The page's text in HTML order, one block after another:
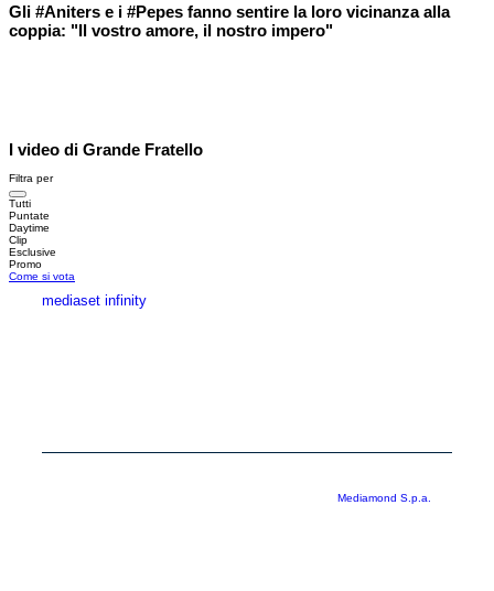
Gli #Aniters e i #Pepes fanno sentire la loro vicinanza alla
coppia: "Il vostro amore, il nostro impero"
I video di Grande Fratello
Filtra per
Tutti
Puntate
Daytime
Clip
Esclusive
Promo
Come si vota
mediaset infinity
Mediamond S.p.a.